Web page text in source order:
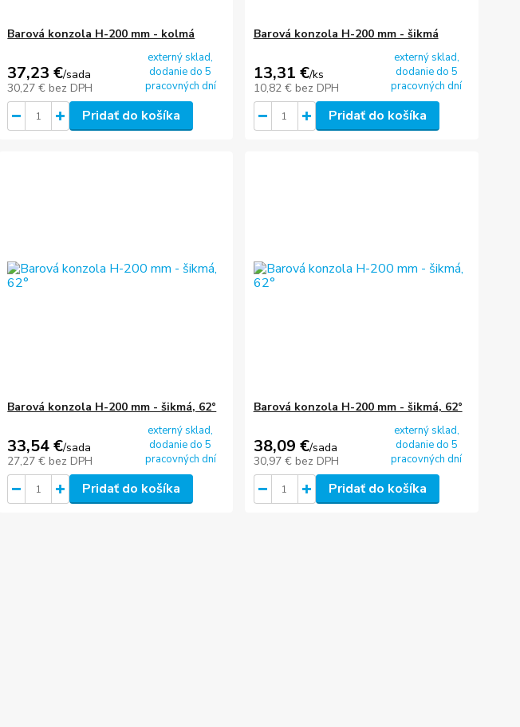
Barová konzola H-200 mm - kolmá
37,23 €/sada
30,27 € bez DPH
externý sklad,
dodanie do 5
pracovných dní
Pridať do košíka
Barová konzola H-200 mm - šikmá
13,31 €/ks
10,82 € bez DPH
externý sklad,
dodanie do 5
pracovných dní
Pridať do košíka
Barová konzola H-200 mm - šikmá, 62°
33,54 €/sada
27,27 € bez DPH
externý sklad,
dodanie do 5
pracovných dní
Pridať do košíka
Barová konzola H-200 mm - šikmá, 62°
38,09 €/sada
30,97 € bez DPH
externý sklad,
dodanie do 5
pracovných dní
Pridať do košíka